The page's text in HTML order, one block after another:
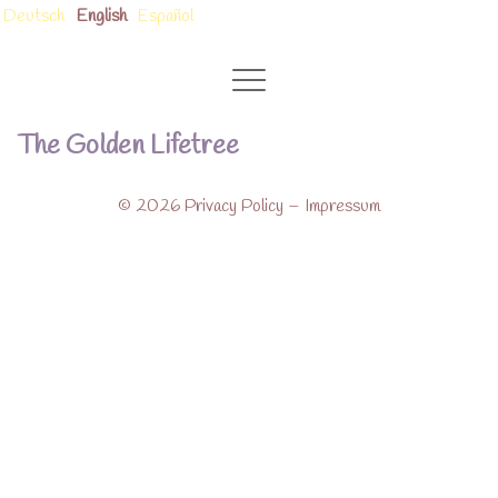
Skip
Deutsch English Español
Harmonie
The Golden Lifetree
© 2026 Privacy Policy – Impressum